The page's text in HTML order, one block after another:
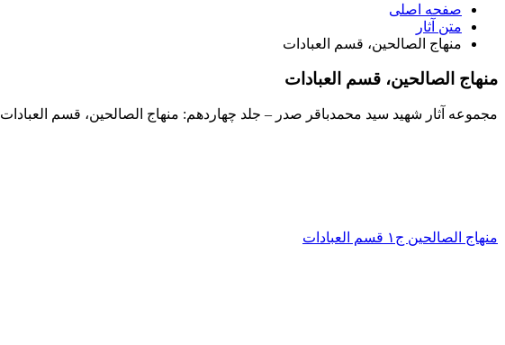
صفحه اصلی
متن آثار
منهاج الصالحین، قسم العبادات
منهاج الصالحین، قسم العبادات
مجموعه آثار شهید سید محمدباقر صدر – جلد چهاردهم: منهاج الصالحین، قسم العبادات
منهاج الصالحين ج١ قسم العبادات